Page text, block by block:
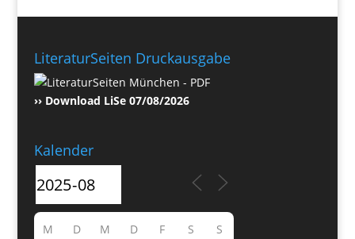
LiteraturSeiten Druckausgabe
›› Download LiSe 07/08/2026
Kalender
M D M D F S S